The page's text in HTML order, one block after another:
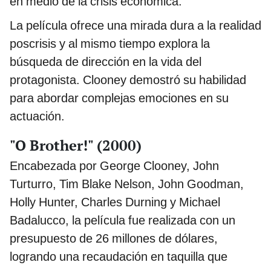
La película ofrece una mirada dura a la realidad
poscrisis y al mismo tiempo explora la
búsqueda de dirección en la vida del
protagonista. Clooney demostró su habilidad
para abordar complejas emociones en su
actuación.
"O Brother!" (2000)
Encabezada por George Clooney, John
Turturro, Tim Blake Nelson, John Goodman,
Holly Hunter, Charles Durning y Michael
Badalucco, la película fue realizada con un
presupuesto de 26 millones de dólares,
logrando una recaudación en taquilla que